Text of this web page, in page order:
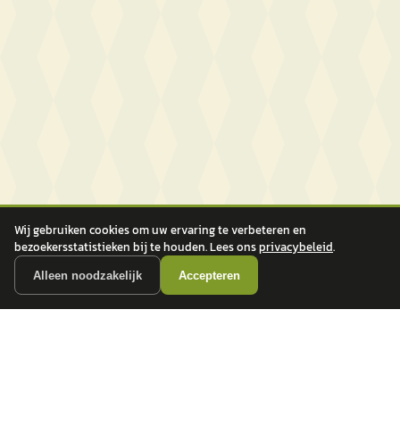
Wij gebruiken cookies om uw ervaring te verbeteren en
bezoekersstatistieken bij te houden. Lees onsprivacybeleid.
Alleen noodzakelijk Accepteren